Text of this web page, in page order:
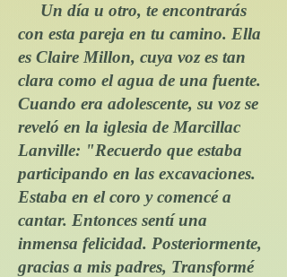
Un día u otro, te encontrarás
con esta pareja en tu camino. Ella
es Claire Millon, cuya voz es tan
clara como el agua de una fuente.
Cuando era adolescente, su voz se
reveló en la iglesia de Marcillac
Lanville: "Recuerdo que estaba
participando en las excavaciones.
Estaba en el coro y comencé a
cantar. Entonces sentí una
inmensa felicidad. Posteriormente,
gracias a mis padres, Transformé